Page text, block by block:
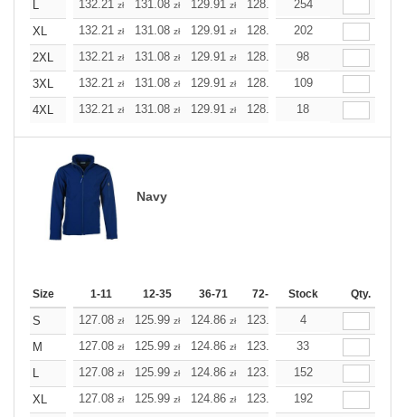
L
132.21 zł 131.08 zł 129.91 zł 128.78 127.61
254
XL
132.21 zł 131.08 zł 129.91 zł 128.78 127.61
202
2XL
132.21 zł 131.08 zł 129.91 zł 128.78 127.61
98
3XL
132.21 zł 131.08 zł 129.91 zł 128.78 127.61
109
4XL
132.21 zł 131.08 zł 129.91 zł 128.78 127.61
18
Navy
Size 1-11 12-35 36-71 72-143 144-287 288 +
Stock Qty.
S 127.08 zł 125.99 zł 124.86 zł 123.78 122.69
4
M
127.08 zł 125.99 zł 124.86 zł 123.78 122.69
33
L
127.08 zł 125.99 zł 124.86 zł 123.78 122.69
152
XL
127.08 zł 125.99 zł 124.86 zł 123.78 122.69
192